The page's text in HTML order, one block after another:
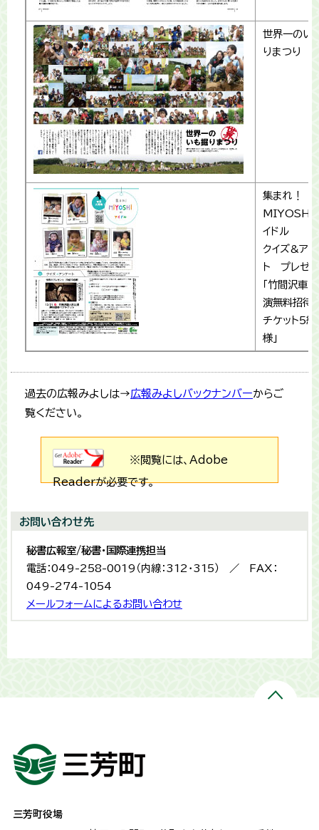
世界一のい
りまつり
集まれ！
MIYOSHI
イドル
クイズ&ア
ト プレゼン
「竹間沢車
演無料招待
チケット5
様」
過去の広報みよしは→広報みよしバックナンバーからご
覧ください。
※閲覧には、Adobe
Readerが必要です。
お問い合わせ先
秘書広報室/秘書・国際連携担当
電話：049-258-0019（内線：312・315） ／ FAX：
049-274-1054
メールフォームによるお問い合わせ
三芳町役場